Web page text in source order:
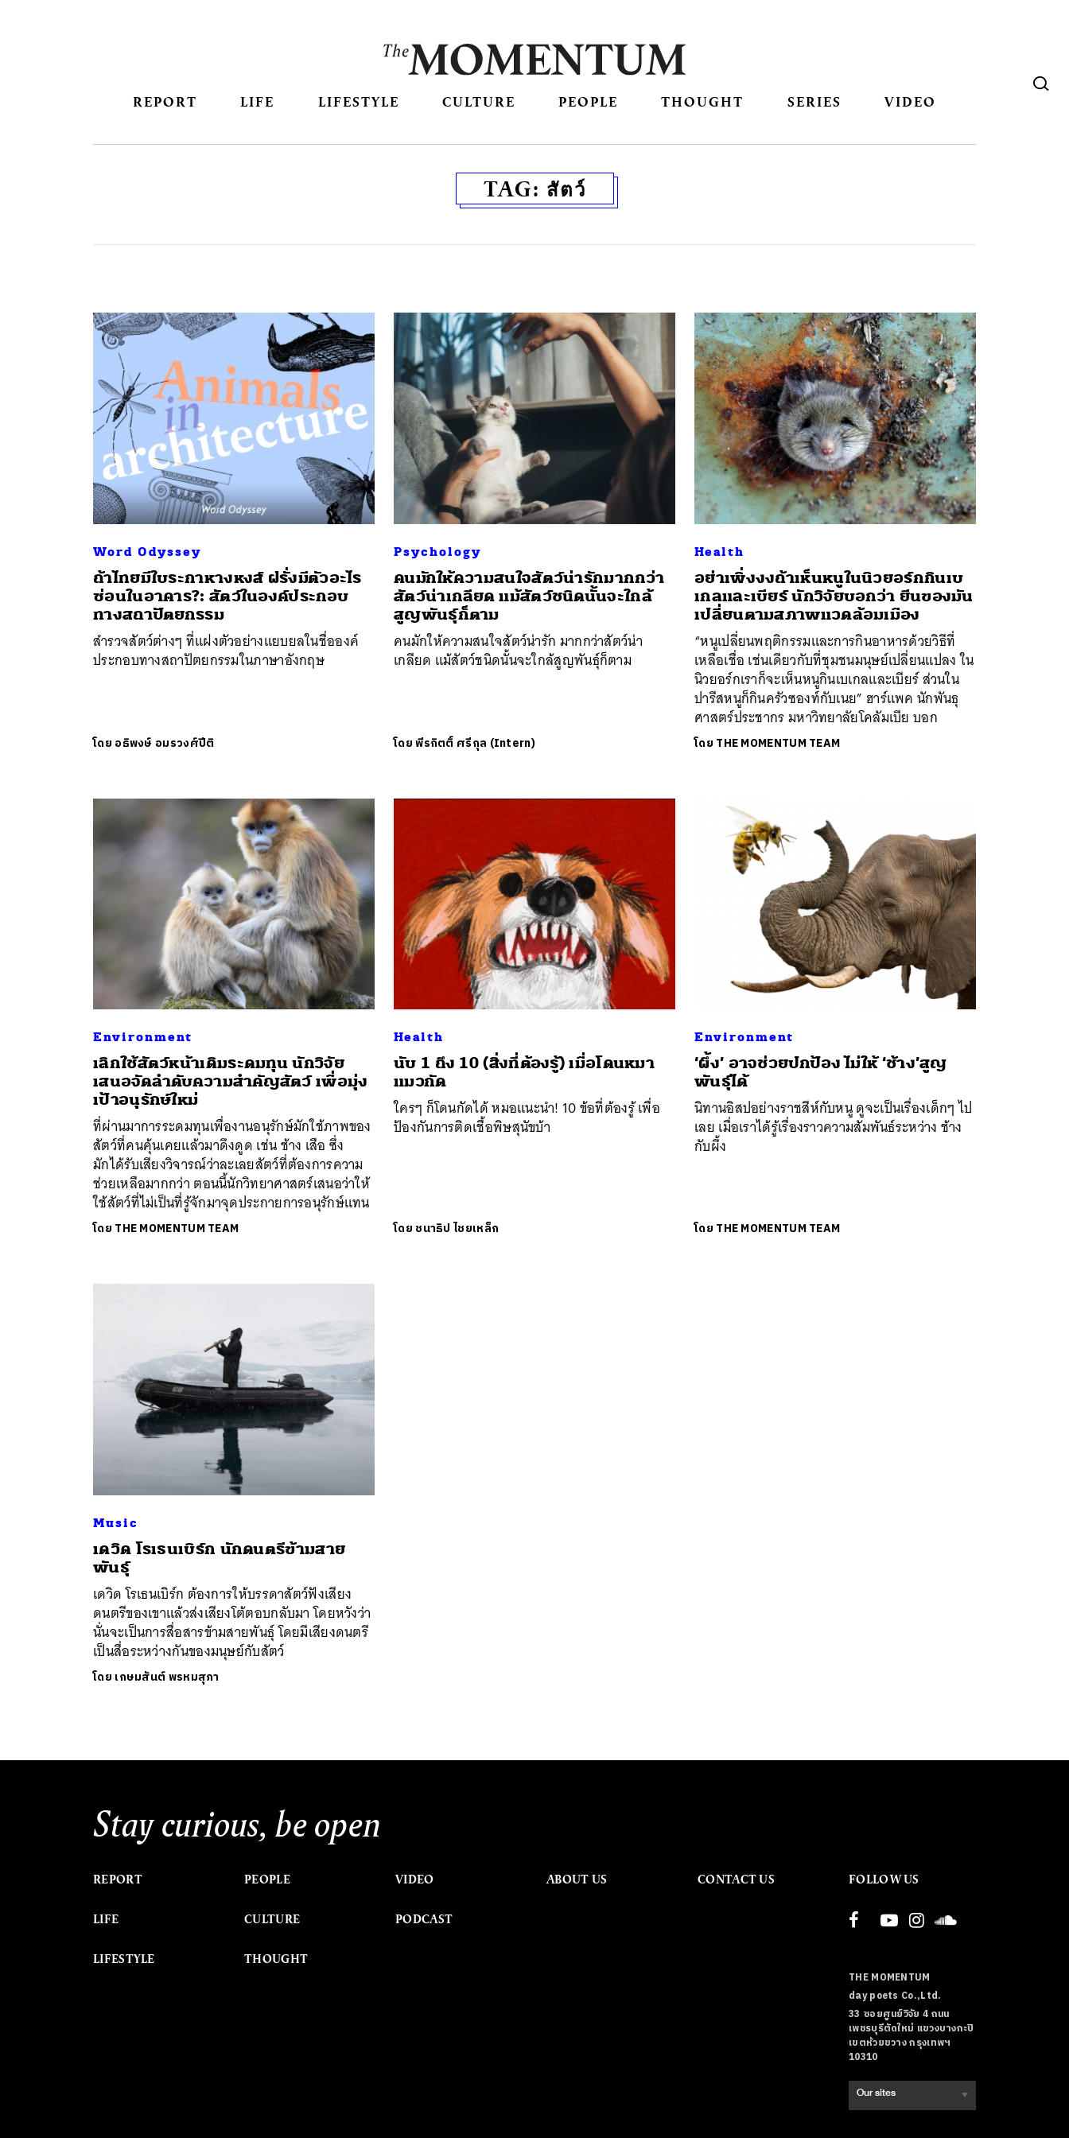
REPORT LIFE LIFESTYLE CULTURE PEOPLE THOUGHT SERIES VIDEO
TAG: สัตว์
Word Odyssey
ถ้าไทยมีใบระกาหางหงส์ ฝรั่งมีตัวอะไร
ซ่อนในอาคาร?: สัตว์ในองค์ประกอบ
ทางสถาปัตยกรรม
สำรวจสัตว์ต่างๆ ที่แฝงตัวอย่างแยบยลในชื่อองค์
ประกอบทางสถาปัตยกรรมในภาษาอังกฤษ
โดย อธิพงษ์ อมรวงศ์ปีติ
Psychology
คนมักให้ความสนใจสัตว์น่ารักมากกว่า
สัตว์น่าเกลียด แม้สัตว์ชนิดนั้นจะใกล้
สูญพันธุ์ก็ตาม
คนมักให้ความสนใจสัตว์น่ารัก มากกว่าสัตว์น่า
เกลียด แม้สัตว์ชนิดนั้นจะใกล้สูญพันธุ์ก็ตาม
โดยพีรกิตติ์ ศรีกุล (Intern)
Health
อย่าเพิ่งงงถ้าเห็นหนูในนิวยอร์กกินเบ
เกลและเบียร์ นักวิจัยบอกว่า ยีนของมัน
เปลี่ยนตามสภาพแวดล้อมเมือง
“หนูเปลี่ยนพฤติกรรมและการกินอาหารด้วยวิธีที่
เหลือเชื่อ เช่นเดียวกับที่ชุมชนมนุษย์เปลี่ยนแปลง ใน
นิวยอร์กเราก็จะเห็นหนูกินเบเกลและเบียร์ ส่วนใน
ปารีสหนูก็กินครัวซองท์กับเนย” ฮาร์แพค นักพันธุ
ศาสตร์ประชากร มหาวิทยาลัยโคลัมเบีย บอก
โดย THE MOMENTUM TEAM
Environment
เลิกใช้สัตว์หน้าเดิมระดมทุน นักวิจัย
เสนอจัดลำดับความสำคัญสัตว์ เพื่อมุ่ง
เป้าอนุรักษ์ใหม่
ที่ผ่านมาการระดมทุนเพื่องานอนุรักษ์มักใช้ภาพของ
สัตว์ที่คนคุ้นเคยแล้วมาดึงดูด เช่น ช้าง เสือ ซึ่ง
มักได้รับเสียงวิจารณ์ว่าละเลยสัตว์ที่ต้องการความ
ช่วยเหลือมากกว่า ตอนนี้นักวิทยาศาสตร์เสนอว่าให้
ใช้สัตว์ที่ไม่เป็นที่รู้จักมาจุดประกายการอนุรักษ์แทน
โดย THE MOMENTUM TEAM
Health
นับ 1 ถึง 10 (สิ่งที่ต้องรู้) เมื่อโดนหมา
แมวกัด
ใครๆ ก็โดนกัดได้ หมอแนะนำ! 10 ข้อที่ต้องรู้ เพื่อ
ป้องกันการติดเชื้อพิษสุนัขบ้า
โดย ชนาธิป ไชยเหล็ก
Environment
‘ผึ้ง’ อาจช่วยปกป้อง ไม่ให้ ‘ช้าง’สูญ
พันธุ์ได้
นิทานอิสปอย่างราชสีห์กับหนู ดูจะเป็นเรื่องเด็กๆ ไป
เลย เมื่อเราได้รู้เรื่องราวความสัมพันธ์ระหว่าง ช้าง
กับผึ้ง
โดย THE MOMENTUM TEAM
Music
เดวิด โรเธนเบิร์ก นักดนตรีข้ามสาย
พันธุ์
เดวิด โรเธนเบิร์ก ต้องการให้บรรดาสัตว์ฟังเสียง
ดนตรีของเขาแล้วส่งเสียงโต้ตอบกลับมา โดยหวังว่า
นั่นจะเป็นการสื่อสารข้ามสายพันธุ์ โดยมีเสียงดนตรี
เป็นสื่อระหว่างกันของมนุษย์กับสัตว์
โดย เกษมสันต์ พรหมสุภา
Stay curious, be open
REPORT
LIFE
LIFESTYLE
PEOPLE
CULTURE
THOUGHT
VIDEO
PODCAST
ABOUT US CONTACT US FOLLOW US
THE MOMENTUM
day poets Co.,Ltd.
33 ซอยศูนย์วิจัย 4 ถนน
เพชรบุรีตัดใหม่ แขวงบางกะปิ
เขตห้วยขวาง กรุงเทพฯ
10310
SHARE TWEET LINE EMAIL